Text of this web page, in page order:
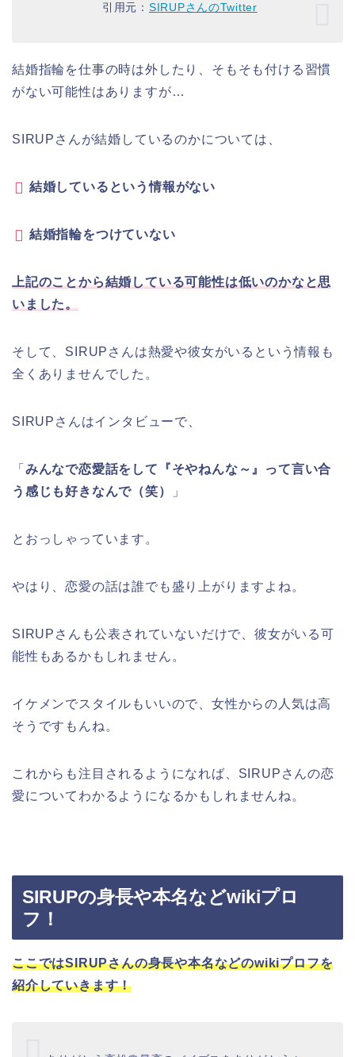
引用元： SIRUPさんのTwitter
結婚指輪を仕事の時は外したり、そもそも付ける習慣
がない可能性はありますが…
SIRUPさんが結婚しているのかについては、
結婚しているという情報がない
結婚指輪をつけていない
上記のことから結婚している可能性は低いのかなと思
いました。
そして、SIRUPさんは熱愛や彼女がいるという情報も
全くありませんでした。
SIRUPさんはインタビューで、
「 みんなで恋愛話をして『そやねんな～』って言い合
う感じも好きなんで（笑）
」
とおっしゃっています。
やはり、恋愛の話は誰でも盛り上がりますよね。
SIRUPさんも公表されていないだけで、彼女がいる可
能性もあるかもしれません。
イケメンでスタイルもいいので、女性からの人気は高
そうですもんね。
これからも注目されるようになれば、SIRUPさんの恋
愛についてわかるようになるかもしれませんね。
SIRUPの身長や本名などwikiプロ
フ！
ここではSIRUPさんの身長や本名などのwikiプロフを
紹介していきます！